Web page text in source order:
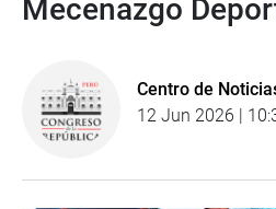
Mecenazgo
Centro de
12 Jun 2026 |